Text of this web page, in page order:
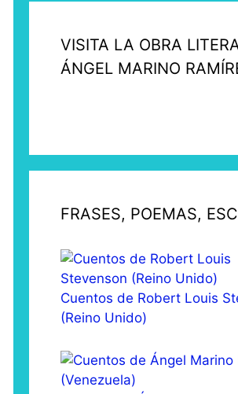
VISITA LA OBRA
ÁNGEL MARINO
FRASES, POEMAS,
Cuentos de Robert Louis
(Reino Unido)